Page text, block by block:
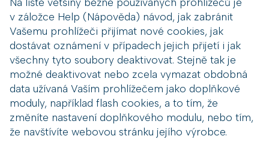
v záložce Help (Nápověda) návod, jak zabránit
Vašemu prohlížeči přijímat nové cookies, jak
dostávat oznámení v případech jejich přijetí i jak
všechny tyto soubory deaktivovat. Stejně tak je
možné deaktivovat nebo zcela vymazat obdobná
data užívaná Vaším prohlížečem jako doplňkové
moduly, například flash cookies, a to tím, že
změníte nastavení doplňkového modulu, nebo tím,
že navštívíte webovou stránku jejího výrobce.